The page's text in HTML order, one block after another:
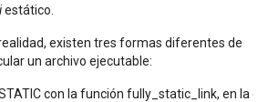
estático.
existen tres formas diferentes de
un archivo ejecutable:
con la función fully_static_link, en la